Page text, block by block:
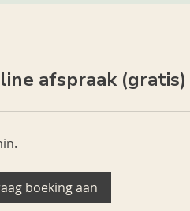
afspraak (gratis)
boeking aan